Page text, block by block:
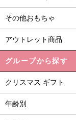
その他おもちゃ
アウトレット商品
グループから探す
クリスマス ギフト
年齢別